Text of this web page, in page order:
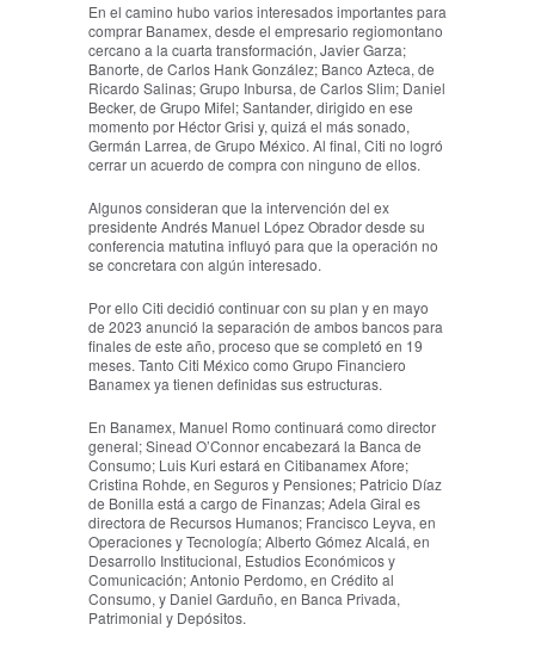
En el camino hubo varios interesados importantes para
comprar Banamex, desde el empresario regiomontano
cercano a la cuarta transformación, Javier Garza;
Banorte, de Carlos Hank González; Banco Azteca, de
Ricardo Salinas; Grupo Inbursa, de Carlos Slim; Daniel
Becker, de Grupo Mifel; Santander, dirigido en ese
momento por Héctor Grisi y, quizá el más sonado,
Germán Larrea, de Grupo México. Al final, Citi no logró
cerrar un acuerdo de compra con ninguno de ellos.
Algunos consideran que la intervención del ex
presidente Andrés Manuel López Obrador desde su
conferencia matutina influyó para que la operación no
se concretara con algún interesado.
Por ello Citi decidió continuar con su plan y en mayo
de 2023 anunció la separación de ambos bancos para
finales de este año, proceso que se completó en 19
meses. Tanto Citi México como Grupo Financiero
Banamex ya tienen definidas sus estructuras.
En Banamex, Manuel Romo continuará como director
general; Sinead O’Connor encabezará la Banca de
Consumo; Luis Kuri estará en Citibanamex Afore;
Cristina Rohde, en Seguros y Pensiones; Patricio Díaz
de Bonilla está a cargo de Finanzas; Adela Giral es
directora de Recursos Humanos; Francisco Leyva, en
Operaciones y Tecnología; Alberto Gómez Alcalá, en
Desarrollo Institucional, Estudios Económicos y
Comunicación; Antonio Perdomo, en Crédito al
Consumo, y Daniel Garduño, en Banca Privada,
Patrimonial y Depósitos.